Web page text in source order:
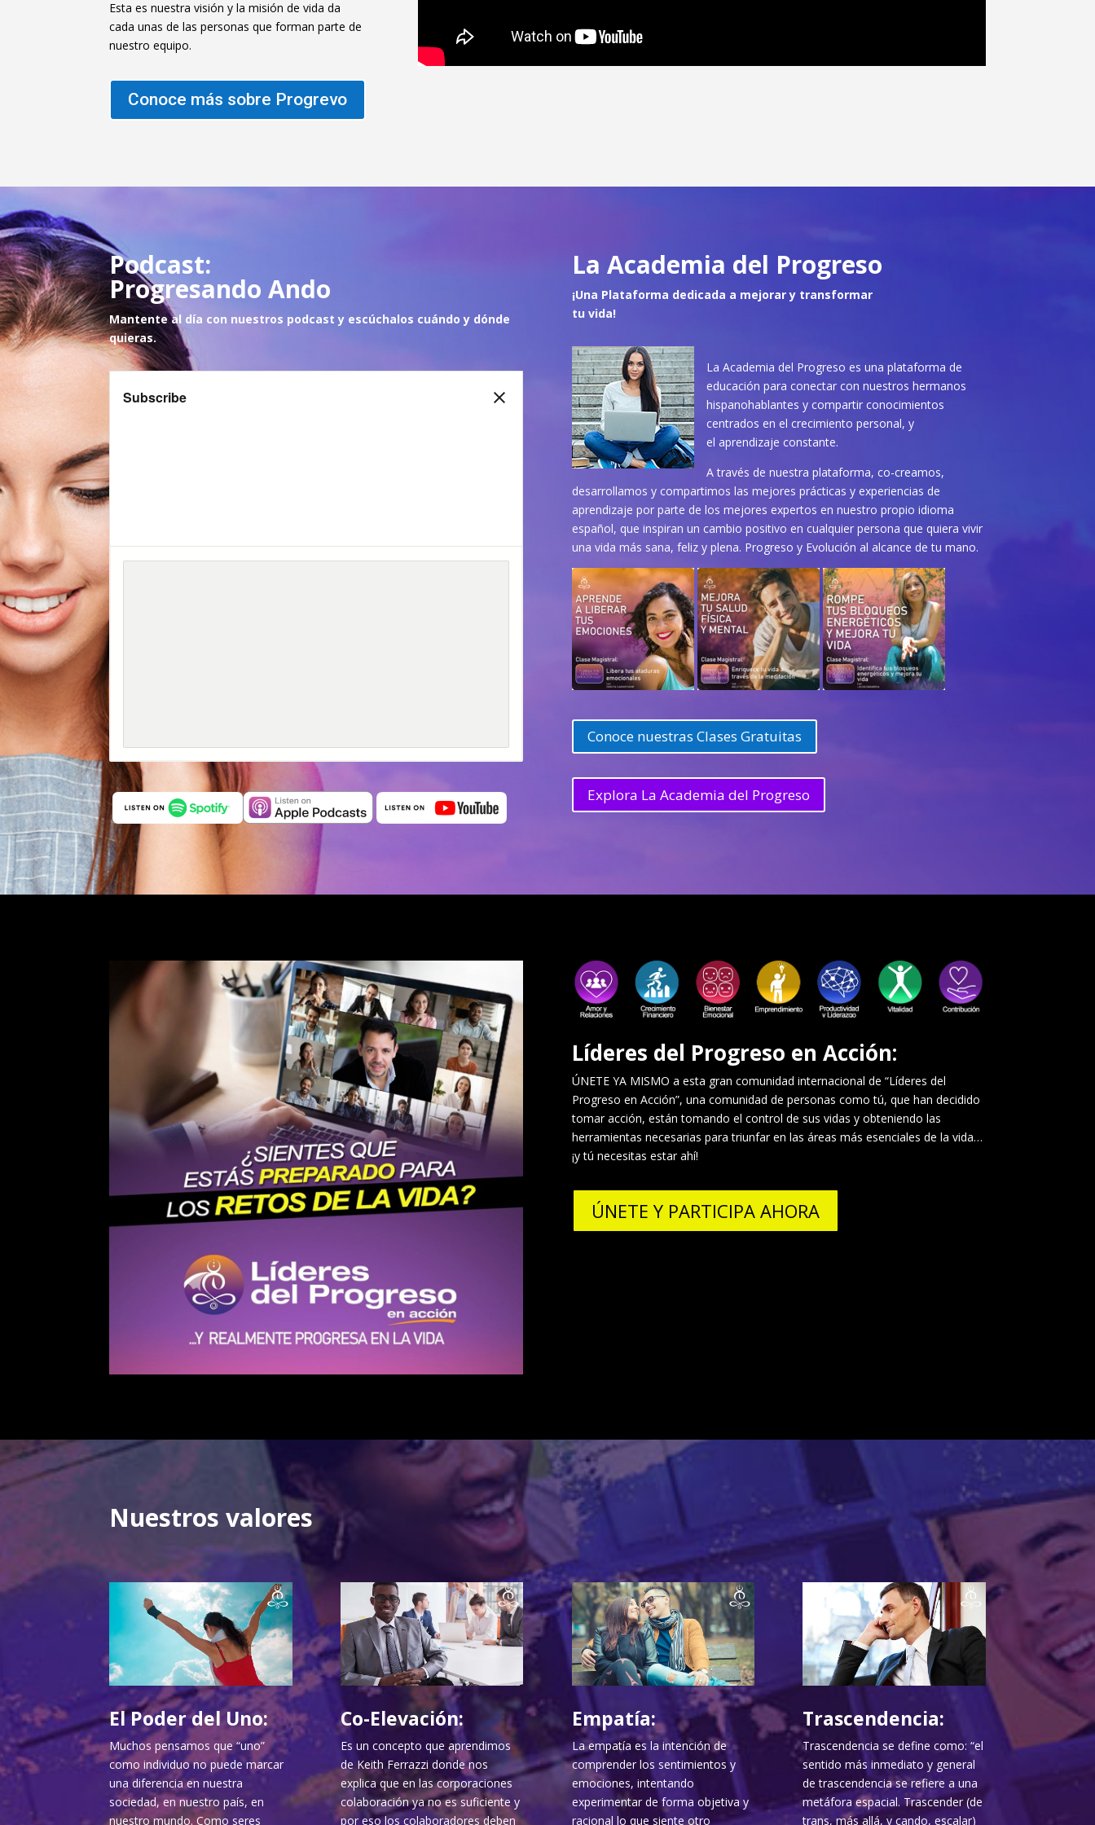
Esta es nuestra visión y la misión de vida da
cada unas de las personas que forman parte de
nuestro equipo.
Conoce más sobre Progrevo
Podcast:
Progresando Ando
Mantente al día con nuestros podcast y escúchalos cuándo y dónde
quieras.
La Academia del Progreso
¡Una Plataforma dedicada a mejorar y transformar
tu vida!
La Academia del Progreso es una plataforma de
educación para conectar con nuestros hermanos
hispanohablantes y compartir conocimientos
centrados en el crecimiento personal, y
el aprendizaje constante.
A través de nuestra plataforma, co-creamos,
desarrollamos y compartimos las mejores prácticas y experiencias de
aprendizaje por parte de los mejores expertos en nuestro propio idioma
español, que inspiran un cambio positivo en cualquier persona que quiera vivir
una vida más sana, feliz y plena. Progreso y Evolución al alcance de tu mano.
Conoce nuestras Clases Gratuitas
Explora La Academia del Progreso
Líderes del Progreso en Acción:
ÚNETE YA MISMO a esta gran comunidad internacional de “Líderes del
Progreso en Acción”, una comunidad de personas como tú, que han decidido
tomar acción, están tomando el control de sus vidas y obteniendo las
herramientas necesarias para triunfar en las áreas más esenciales de la vida…
¡y tú necesitas estar ahí!
ÚNETE Y PARTICIPA AHORA
Nuestros valores
El Poder del Uno:
Muchos pensamos que “uno”
como individuo no puede marcar
una diferencia en nuestra
sociedad, en nuestro país, en
nuestro mundo. Como seres
Co-Elevación:
Es un concepto que aprendimos
de Keith Ferrazzi donde nos
explica que en las corporaciones
colaboración ya no es suficiente y
por eso los colaboradores deben
Empatía:
La empatía es la intención de
comprender los sentimientos y
emociones, intentando
experimentar de forma objetiva y
racional lo que siente otro
Trascendencia:
Trascendencia se define como: “el
sentido más inmediato y general
de trascendencia se refiere a una
metáfora espacial. Trascender (de
trans, más allá, y cando, escalar)